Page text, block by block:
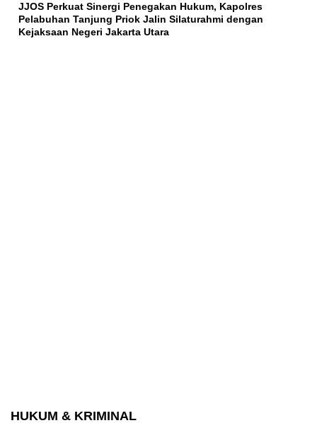
JJOS Perkuat Sinergi Penegakan Hukum, Kapolres
Pelabuhan Tanjung Priok Jalin Silaturahmi dengan
Kejaksaan Negeri Jakarta Utara
HUKUM & KRIMINAL